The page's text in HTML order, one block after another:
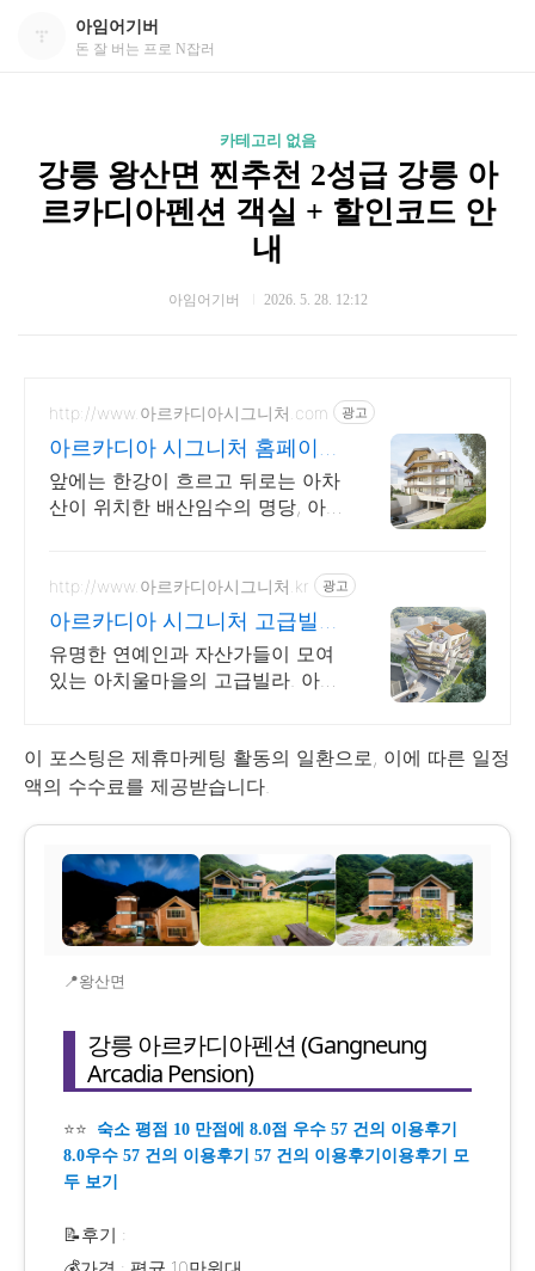
아임어기버
돈 잘 버는 프로 N잡러
카테고리 없음
강릉 왕산면 찐추천 2성급 강릉 아
르카디아펜션 객실 + 할인코드 안
내
아임어기버 2026. 5. 28. 12:12
http://www.아르카디아시그니처.com 광고
아르카디아 시그니처 홈페이지
타입, 투어, 대출 등 상담
앞에는 한강이 흐르고 뒤로는 아차
산이 위치한 배산임수의 명당, 아
http://www.아르카디아시그니처.kr 광고
아르카디아 시그니처 고급빌라
프라이빗 상담 및 투어예약!
유명한 연예인과 자산가들이 모여
있는 아치울마을의 고급빌라. 아르
이 포스팅은 제휴마케팅 활동의 일환으로, 이에 따른 일정
액의 수수료를 제공받습니다.
📍왕산면
강릉 아르카디아펜션 (Gangneung
Arcadia Pension)
⭐⭐
숙소 평점 10 만점에 8.0점 우수 57 건의 이용후기
8.0우수 57 건의 이용후기 57 건의 이용후기이용후기 모
두 보기
📝후기 :